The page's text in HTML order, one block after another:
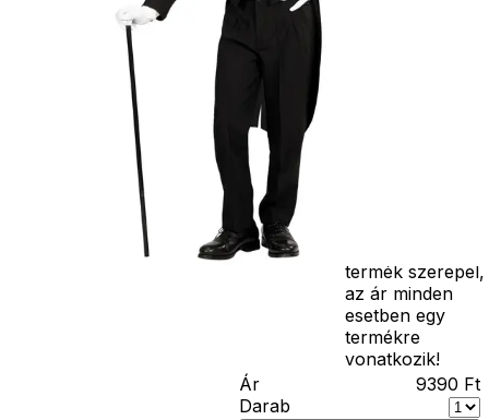
termék szerepel,
az ár minden
esetben egy
termékre
vonatkozik!
Ár
9390 Ft
Darab